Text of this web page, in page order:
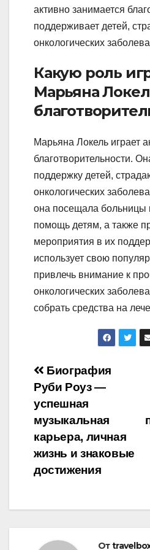
активно занимается
поддерживает детей,
онкологических
Какую роль
Марьяна
Марьяна Локель играет
благотворительности.
поддержку детей,
онкологических
она посещала больницы
помощь детям, а также
мероприятия в их
использует свою
привлечь внимание к
онкологических
собрать средства на
Навигация
по
записям
Биография
Руби Роуз —
успешная
музыкальная
карьера, личная
жизнь и знаковые
достижения
От